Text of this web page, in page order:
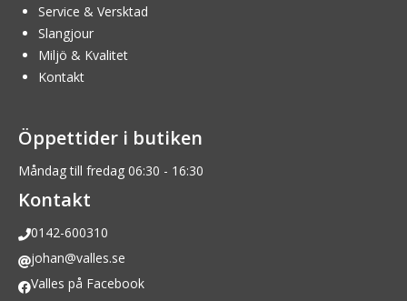
Service & Versktad
Slangjour
Miljö & Kvalitet
Kontakt
Öppettider i butiken
Måndag till fredag 06:30 - 16:30
Kontakt
0142-600310
johan@valles.se
Valles på Facebook